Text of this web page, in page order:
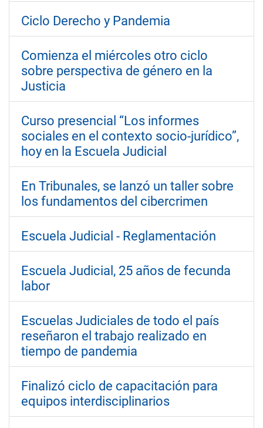
Ciclo Derecho y Pandemia
Comienza el miércoles otro ciclo
sobre perspectiva de género en la
Justicia
Curso presencial “Los informes
sociales en el contexto socio-jurídico”,
hoy en la Escuela Judicial
En Tribunales, se lanzó un taller sobre
los fundamentos del cibercrimen
Escuela Judicial - Reglamentación
Escuela Judicial, 25 años de fecunda
labor
Escuelas Judiciales de todo el país
reseñaron el trabajo realizado en
tiempo de pandemia
Finalizó ciclo de capacitación para
equipos interdisciplinarios